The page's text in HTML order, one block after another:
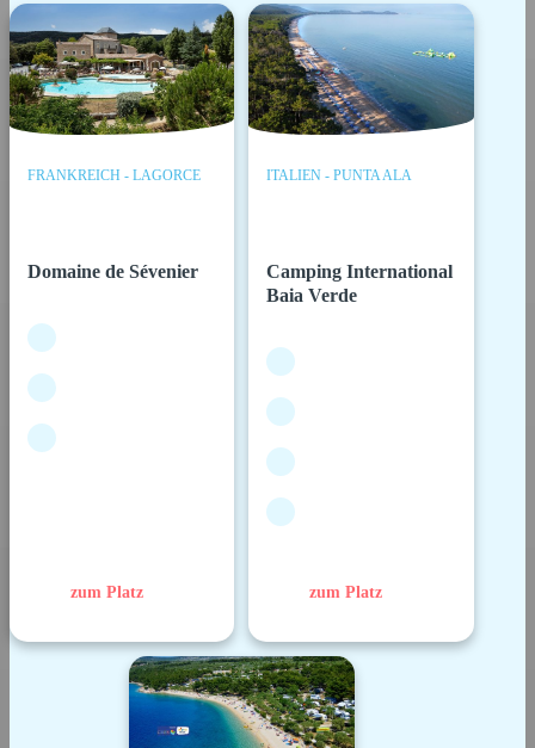
FRANKREICH - LAGORCE
Domaine de Sévenier
zum Platz
ITALIEN - PUNTA ALA
Camping International
Baia Verde
zum Platz